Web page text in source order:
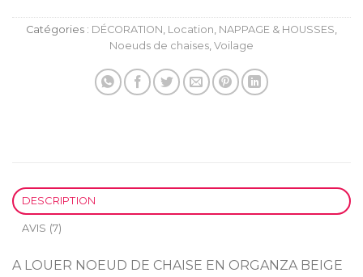
Catégories : DÉCORATION, Location, NAPPAGE & HOUSSES,
Noeuds de chaises, Voilage
DESCRIPTION
AVIS (7)
A LOUER NOEUD DE CHAISE EN ORGANZA BEIGE